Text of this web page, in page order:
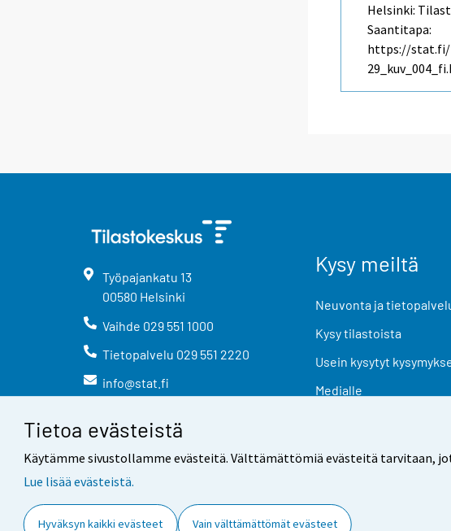
Tietoa evästeistä
Käytämme sivustollamme evästeitä. Välttämättömiä evästeitä tarvitaan,
Lue lisää evästeistä.
Hyväksyn kaikki evästeet Vain välttämättömät evästeet
Helsinki:
Saantitapa:
https://stat.fi/
Työpajankatu 13
00580 Helsinki
Vaihde 029 551 1000
Tietopalvelu 029 551 2220
info@stat.fi
Kysy meiltä
Neuvonta ja
Kysy tilastoista
Usein kysytyt
Medialle
Yhteystiedot Palaute